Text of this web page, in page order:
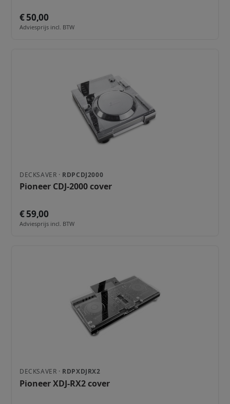
€ 50,00
Adviesprijs incl. BTW
DECKSAVER · RDPCDJ2000
Pioneer CDJ-2000 cover
€ 59,00
Adviesprijs incl. BTW
DECKSAVER · RDPXDJRX2
Pioneer XDJ-RX2 cover